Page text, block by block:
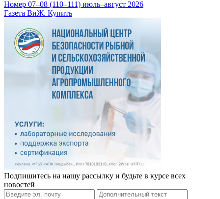
Номер 07–08 (110–111) июль–август 2026
Газета ВиЖ. Купить
Подпишитесь на нашу рассылку и будьте в курсе всех
новостей